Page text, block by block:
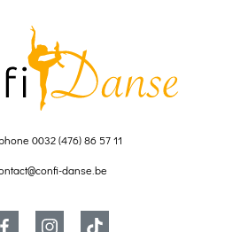
0032 (476) 86 57 11
danse.be